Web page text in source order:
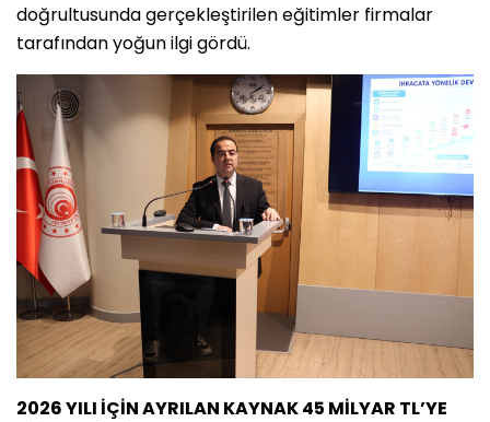
doğrultusunda gerçekleştirilen eğitimler firmalar
tarafından yoğun ilgi gördü.
2026 YILI İÇİN AYRILAN KAYNAK 45 MİLYAR TL’YE